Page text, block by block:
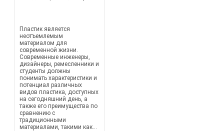
Пластик является
неотъемлемым
материалом для
современной жизни.
Современные инженеры,
дизайнеры, ремесленники и
студенты должны
понимать характеристики и
потенциал различных
видов пластика, доступных
на сегодняшний день, а
также его преимущества по
сравнению с
традиционными
материалами, такими как...